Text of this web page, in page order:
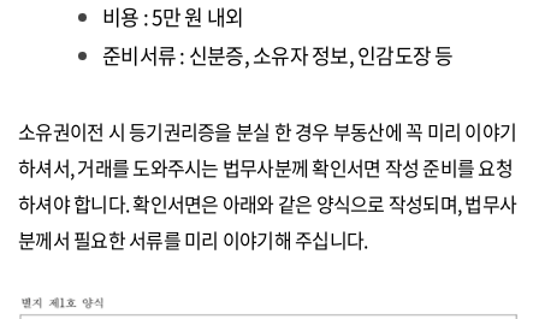
비용 : 5만 원 내외
준비서류 : 신분증, 소유자 정보, 인감도장 등
소유권이전 시 등기권리증을 분실 한 경우 부동산에 꼭 미리 이야기
하셔서, 거래를 도와주시는 법무사분께 확인서면 작성 준비를 요청
하셔야 합니다. 확인서면은 아래와 같은 양식으로 작성되며, 법무사
분께서 필요한 서류를 미리 이야기해 주십니다.